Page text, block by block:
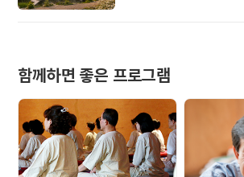
함께하면 좋은 프로그램